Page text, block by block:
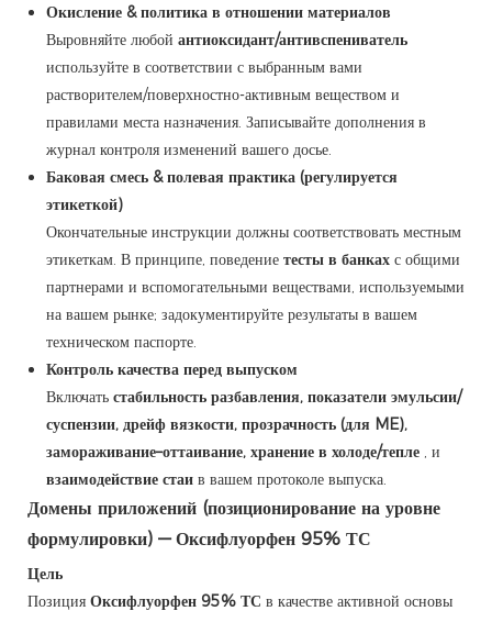
Окисление & политика в отношении материалов
Выровняйте любой антиоксидант/антивспениватель
используйте в соответствии с выбранным вами
растворителем/поверхностно-активным веществом и
правилами места назначения. Записывайте дополнения в
журнал контроля изменений вашего досье.
Баковая смесь & полевая практика (регулируется
этикеткой)
Окончательные инструкции должны соответствовать местным
этикеткам. В принципе, поведение тесты в банках с общими
партнерами и вспомогательными веществами, используемыми
на вашем рынке; задокументируйте результаты в вашем
техническом паспорте.
Контроль качества перед выпуском
Включать стабильность разбавления, показатели эмульсии/
суспензии, дрейф вязкости, прозрачность (для ME),
замораживание–оттаивание, хранение в холоде/тепле , и
взаимодействие стаи в вашем протоколе выпуска.
Домены приложений (позиционирование на уровне
формулировки) — Оксифлуорфен 95% ТС
Цель
Позиция Оксифлуорфен 95% ТС в качестве активной основы